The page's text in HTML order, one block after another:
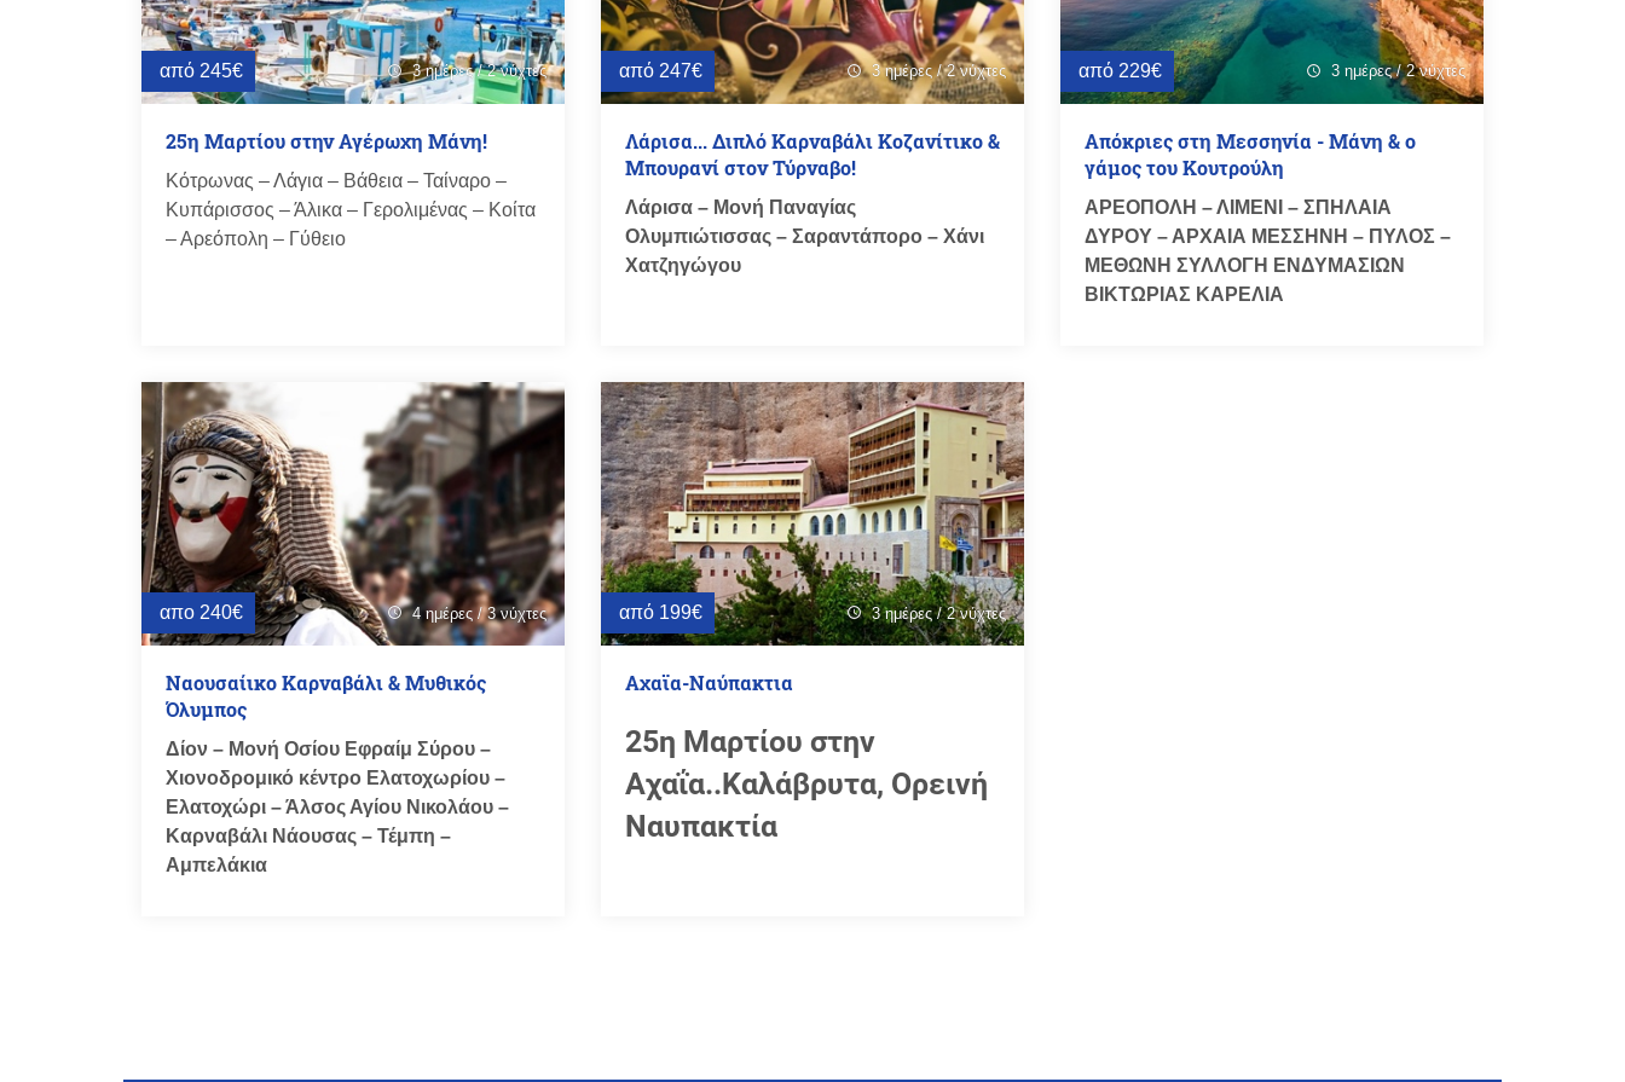
από 245€ schedule 3 ημέρες / 2 νύχτες
25η Μαρτίου στην Αγέρωχη Μάνη!
Κότρωνας – Λάγια – Βάθεια – Ταίναρο –
Κυπάρισσος – Άλικα – Γερολιμένας – Κοίτα
– Αρεόπολη – Γύθειο
από 247€ schedule 3 ημέρες / 2 νύχτες
Λάρισα... Διπλό Καρναβάλι Κοζανίτικο &
Μπουρανί στον Τύρναβο!
Λάρισα – Μονή Παναγίας
Ολυμπιώτισσας – Σαραντάπορο – Χάνι
Χατζηγώγου
από 229€ schedule 3 ημέρες / 2 νύχτες
Απόκριες στη Μεσσηνία - Μάνη & ο
γάμος του Κουτρούλη
ΑΡΕΟΠΟΛΗ – ΛΙΜΕΝΙ – ΣΠΗΛΑΙΑ
ΔΥΡΟΥ – ΑΡΧΑΙΑ ΜΕΣΣΗΝΗ – ΠΥΛΟΣ –
ΜΕΘΩΝΗ ΣΥΛΛΟΓΗ ΕΝΔΥΜΑΣΙΩΝ
ΒΙΚΤΩΡΙΑΣ ΚΑΡΕΛΙΑ
απο 240€ schedule 4 ημέρες / 3 νύχτες
Ναουσαίικο Καρναβάλι & Μυθικός
Όλυμπος
Δίον – Μονή Οσίου Εφραίμ Σύρου –
Χιονοδρομικό κέντρο Ελατοχωρίου –
Ελατοχώρι – Άλσος Αγίου Νικολάου –
Καρναβάλι Νάουσας – Τέμπη –
Αμπελάκια
από 199€ schedule 3 ημέρες / 2 νύχτες
Αχαϊα-Ναύπακτια
25η Μαρτίου στην
Αχαΐα..Καλάβρυτα, Ορεινή
Ναυπακτία